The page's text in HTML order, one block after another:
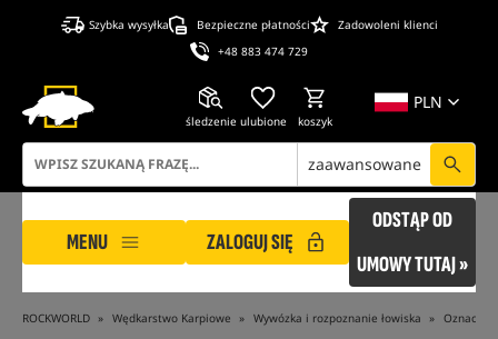
Szybka wysyłka Bezpieczne płatności
Zadowoleni klienci
+48 883 474 729
PLN
śledzenie ulubione koszyk
zaawansowane
MENU ZALOGUJ SIĘ
ODSTĄP OD
UMOWY TUTAJ »
ROCKWORLD Wędkarstwo Karpiowe Wywózka i rozpoznanie łowiska